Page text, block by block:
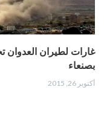
بصنعاء
أكتوبر 26, 2015